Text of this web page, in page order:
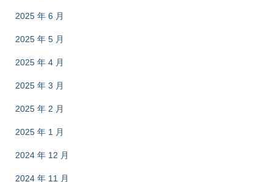
2025 年 6 月
2025 年 5 月
2025 年 4 月
2025 年 3 月
2025 年 2 月
2025 年 1 月
2024 年 12 月
2024 年 11 月